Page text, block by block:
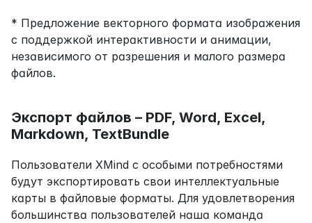
* Предложение векторного формата изображения
с поддержкой интерактивности и анимации,
независимого от разрешения и малого размера
файлов.
Экспорт файлов – PDF, Word, Excel,
Markdown, TextBundle
Пользователи XMind с особыми потребностями
будут экспортировать свои интеллектуальные
карты в файловые форматы. Для удовлетворения
большинства пользователей наша команда